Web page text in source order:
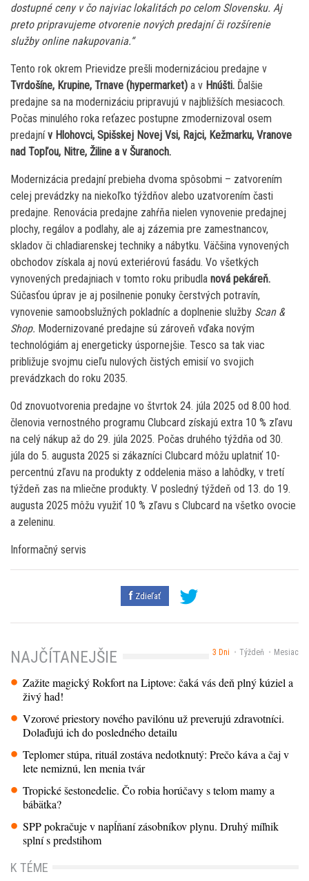
dostupné ceny v čo najviac lokalitách po celom Slovensku. Aj
preto pripravujeme otvorenie nových predajní či rozšírenie
služby online nakupovania.“
Tento rok okrem Prievidze prešli modernizáciou predajne v
Tvrdošíne, Krupine, Trnave (hypermarket) a v Hnúšti. Ďalšie
predajne sa na modernizáciu pripravujú v najbližších mesiacoch.
Počas minulého roka reťazec postupne zmodernizoval osem
predajnív Hlohovci, Spišskej Novej Vsi, Rajci, Kežmarku, Vranove
nad Topľou, Nitre, Žiline a v Šuranoch.
Modernizácia predajní prebieha dvoma spôsobmi – zatvorením
celej prevádzky na niekoľko týždňov alebo uzatvorením časti
predajne. Renovácia predajne zahŕňa nielen vynovenie predajnej
plochy, regálov a podlahy, ale aj zázemia pre zamestnancov,
skladov či chladiarenskej techniky a nábytku. Väčšina vynovených
obchodov získala aj novú exteriérovú fasádu. Vo všetkých
vynovených predajniach v tomto roku pribudla nová pekáreň.
Súčasťou úprav je aj posilnenie ponuky čerstvých potravín,
vynovenie samoobslužných pokladníc a doplnenie služby Scan &
Shop. Modernizované predajne sú zároveň vďaka novým
technológiám aj energeticky úspornejšie. Tesco sa tak viac
približuje svojmu cieľu nulových čistých emisií vo svojich
prevádzkach do roku 2035.
Od znovuotvorenia predajne vo štvrtok 24. júla 2025 od 8.00 hod.
členovia vernostného programu Clubcard získajú extra 10 % zľavu
na celý nákup až do 29. júla 2025. Počas druhého týždňa od 30.
júla do 5. augusta 2025 si zákazníci Clubcard môžu uplatniť 10-
percentnú zľavu na produkty z oddelenia mäso a lahôdky, v tretí
týždeň zas na mliečne produkty. V posledný týždeň od 13. do 19.
augusta 2025 môžu využiť 10 % zľavu s Clubcard na všetko ovocie
a zeleninu.
Informačný servis
Zdieľať
3 Dni Týždeň Mesiac
NAJČÍTANEJŠIE
Zažite magický Rokfort na Liptove: čaká vás deň plný kúziel a
živý had!
Vzorové priestory nového pavilónu už preverujú zdravotníci.
Dolaďujú ich do posledného detailu
Teplomer stúpa, rituál zostáva nedotknutý: Prečo káva a čaj v
lete nemiznú, len menia tvár
Tropické šestonedelie. Čo robia horúčavy s telom mamy a
bábätka?
SPP pokračuje v napĺňaní zásobníkov plynu. Druhý míľnik
splní s predstihom
K TÉME